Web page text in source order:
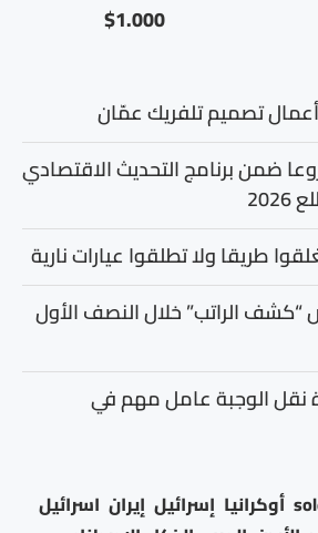
$1.000
تصميم تلفريك عمّان
343 مشروعا ضمن برنامج التحديث الاقتصادي
طريقا ولا تطلقوا عيارات نارية
“كشف الراتب” خلال النصف الأول
نقل الوجبة عامل مهم في
أوكرانيا إسرائيل إيران اسرائيل